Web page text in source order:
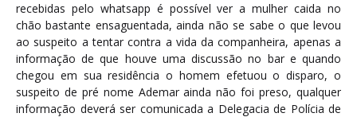
recebidas pelo whatsapp é possível ver a mulher caida no
chão bastante ensaguentada, ainda não se sabe o que levou
ao suspeito a tentar contra a vida da companheira, apenas a
informação de que houve uma discussão no bar e quando
chegou em sua residência o homem efetuou o disparo, o
suspeito de pré nome Ademar ainda não foi preso, qualquer
informação deverá ser comunicada a Delegacia de Polícia de